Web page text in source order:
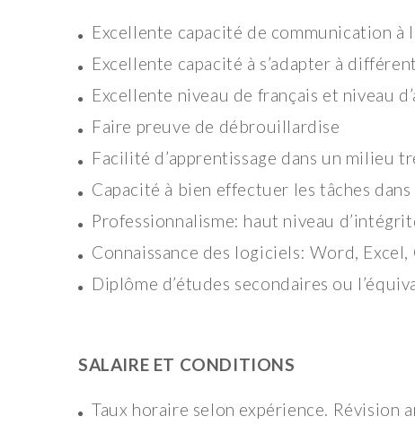
Excellente capacité de communication à
Excellente capacité à s’adapter à
Excellente niveau de français et niveau
Faire preuve de débrouillardise
Facilité d’apprentissage dans un milieu
Capacité à bien effectuer les tâches
Professionnalisme: haut niveau
Connaissance des logiciels: Word,
Diplôme d’études secondaires ou
SALAIRE ET CONDITIONS
Taux horaire selon expérience. Révision